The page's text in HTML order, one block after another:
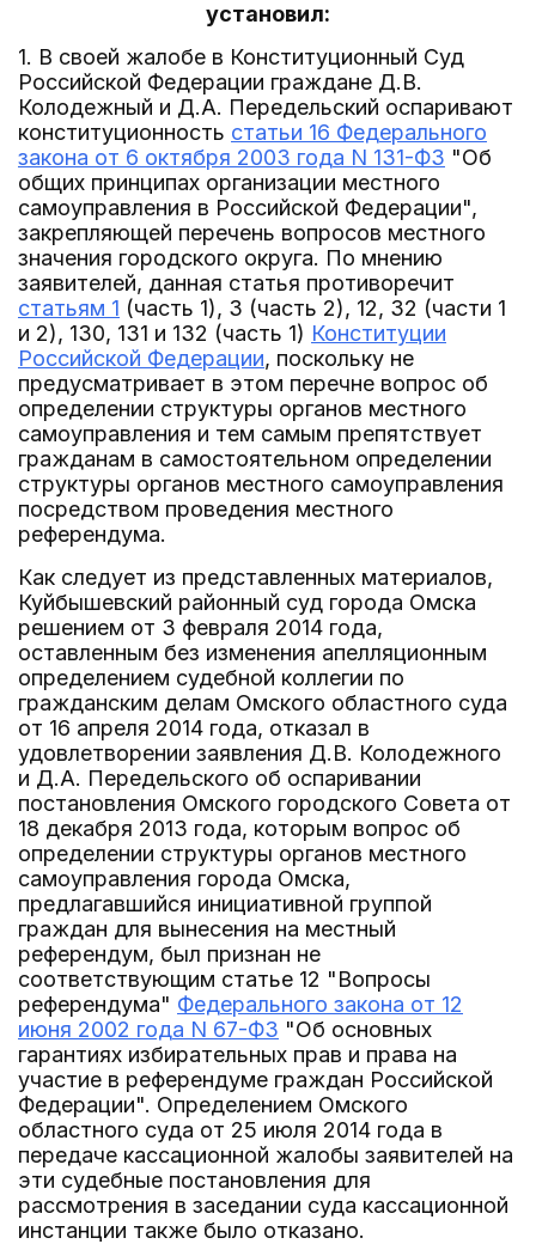
установил:
1. В своей жалобе в Конституционный Суд
Российской Федерации граждане Д.В.
Колодежный и Д.А. Передельский оспаривают
конституционность статьи 16 Федерального
закона от 6 октября 2003 года N 131-ФЗ "Об
общих принципах организации местного
самоуправления в Российской Федерации",
закрепляющей перечень вопросов местного
значения городского округа. По мнению
заявителей, данная статья противоречит
статьям 1 (часть 1), 3 (часть 2), 12, 32 (части 1
и 2), 130, 131 и 132 (часть 1) Конституции
Российской Федерации, поскольку не
предусматривает в этом перечне вопрос об
определении структуры органов местного
самоуправления и тем самым препятствует
гражданам в самостоятельном определении
структуры органов местного самоуправления
посредством проведения местного
референдума.
Как следует из представленных материалов,
Куйбышевский районный суд города Омска
решением от 3 февраля 2014 года,
оставленным без изменения апелляционным
определением судебной коллегии по
гражданским делам Омского областного суда
от 16 апреля 2014 года, отказал в
удовлетворении заявления Д.В. Колодежного
и Д.А. Передельского об оспаривании
постановления Омского городского Совета от
18 декабря 2013 года, которым вопрос об
определении структуры органов местного
самоуправления города Омска,
предлагавшийся инициативной группой
граждан для вынесения на местный
референдум, был признан не
соответствующим статье 12 "Вопросы
референдума" Федерального закона от 12
июня 2002 года N 67-ФЗ "Об основных
гарантиях избирательных прав и права на
участие в референдуме граждан Российской
Федерации". Определением Омского
областного суда от 25 июля 2014 года в
передаче кассационной жалобы заявителей на
эти судебные постановления для
рассмотрения в заседании суда кассационной
инстанции также было отказано.